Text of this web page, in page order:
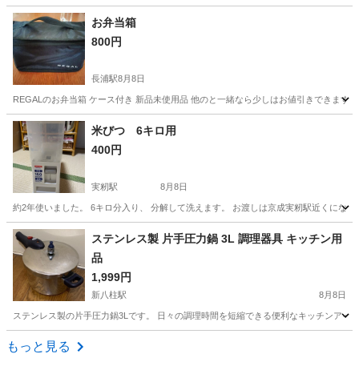
千葉 袖ケ浦市 長浦駅
お弁当箱
800円
長浦駅8月8日
REGALのお弁当箱 ケース付き 新品未使用品 他のと一緒なら少しはお値引きできます
千葉 袖ケ浦市 長浦駅 食器
米びつ 6キロ用
400円
実籾駅 8月8日
約2年使いました。 6キロ分入り、 分解して洗えます。 お渡しは京成実籾駅近くにな
千葉 習志野市 調理器具
ステンレス製 片手圧力鍋 3L 調理器具 キッチン用
品
1,999円
新八柱駅 8月8日
ステンレス製の片手圧力鍋3Lです。 日々の調理時間を短縮できる便利なキッチンア
千葉 松戸市
もっと見る